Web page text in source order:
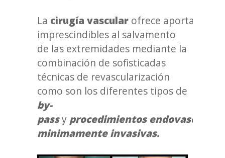
La cirugía vascular ofrece aportaciones
imprescindibles al salvamento
de las extremidades mediante la
combinación de sofisticadas
técnicas de revascularización
como son los diferentes tipos de
by-
passy procedimientos
minimamente invasivas.